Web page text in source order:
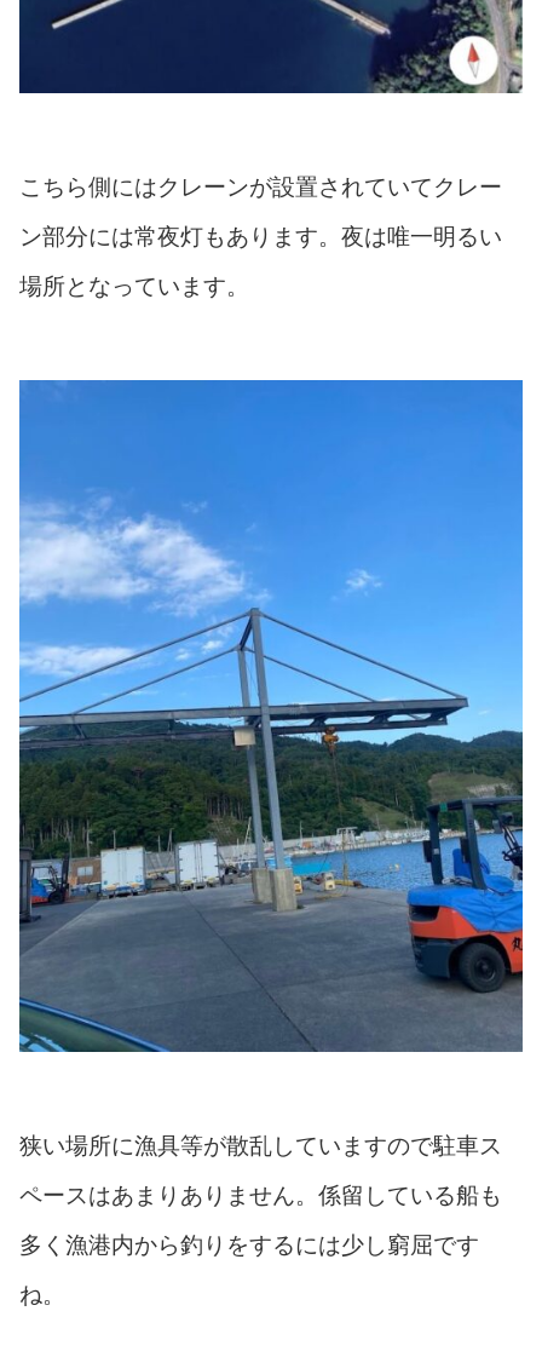
こちら側にはクレーンが設置されていてクレー
ン部分には常夜灯もあります。夜は唯一明るい
場所となっています。
狭い場所に漁具等が散乱していますので駐車ス
ペースはあまりありません。係留している船も
多く漁港内から釣りをするには少し窮屈です
ね。